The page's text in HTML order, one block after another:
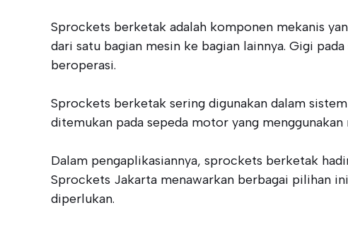
Sprockets berketak adalah komponen mekanis
dari satu bagian mesin ke bagian lainnya. Gigi
beroperasi.
Sprockets berketak sering digunakan dalam
ditemukan pada sepeda motor yang
Dalam pengaplikasiannya, sprockets berketak
Sprockets Jakarta menawarkan berbagai pilihan
diperlukan.